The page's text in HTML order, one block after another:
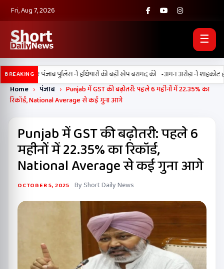
Fri, Aug 7, 2026
☰
BREAKING
BSF और पंजाब पुलिस ने हथियारों की बड़ी खेप बरामद की •अमन अरोड़ा ने शाहकोट
Home › पंजाब › Punjab में GST की बढ़ोतरी: पहले 6 महीनों में 22.35% का
रिकॉर्ड, National Average से कई गुना आगे
Punjab में GST की बढ़ोतरी: पहले 6
महीनों में 22.35% का रिकॉर्ड,
National Average से कई गुना आगे
OCTOBER 5, 2025 By Short Daily News